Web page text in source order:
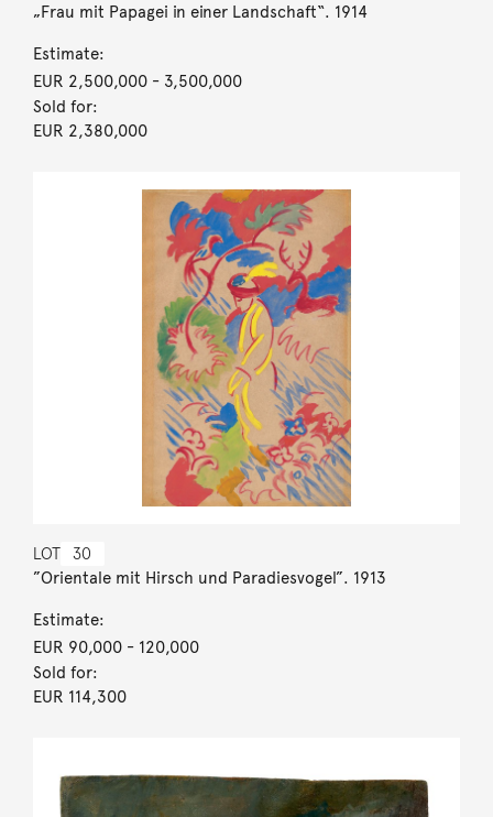
„Frau mit Papagei in einer Landschaft“. 1914
Estimate:
EUR 2,500,000- 3,500,000
Sold for:
EUR 2,380,000
LOT 30
”Orientale mit Hirsch und Paradiesvogel”. 1913
Estimate:
EUR 90,000- 120,000
Sold for:
EUR 114,300